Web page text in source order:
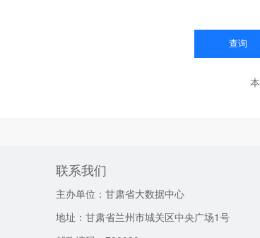
联系我们
主办单位：甘肃省大数据中心
地址：甘肃省兰州市城关区中央广场1号